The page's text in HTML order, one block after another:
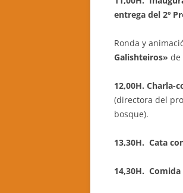
entrega del 2º
Ronda y
Galishteiros» de
12,00H. Charla-
(directora del
bosque).
13,30H. Cata
14,30H.